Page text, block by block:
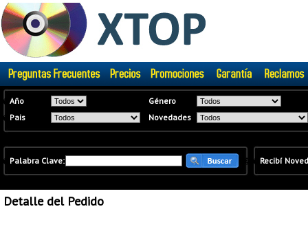
� Año
Género
� Pais Novedades
� Palabra Clave: � � Recibí
Detalle del Pedido